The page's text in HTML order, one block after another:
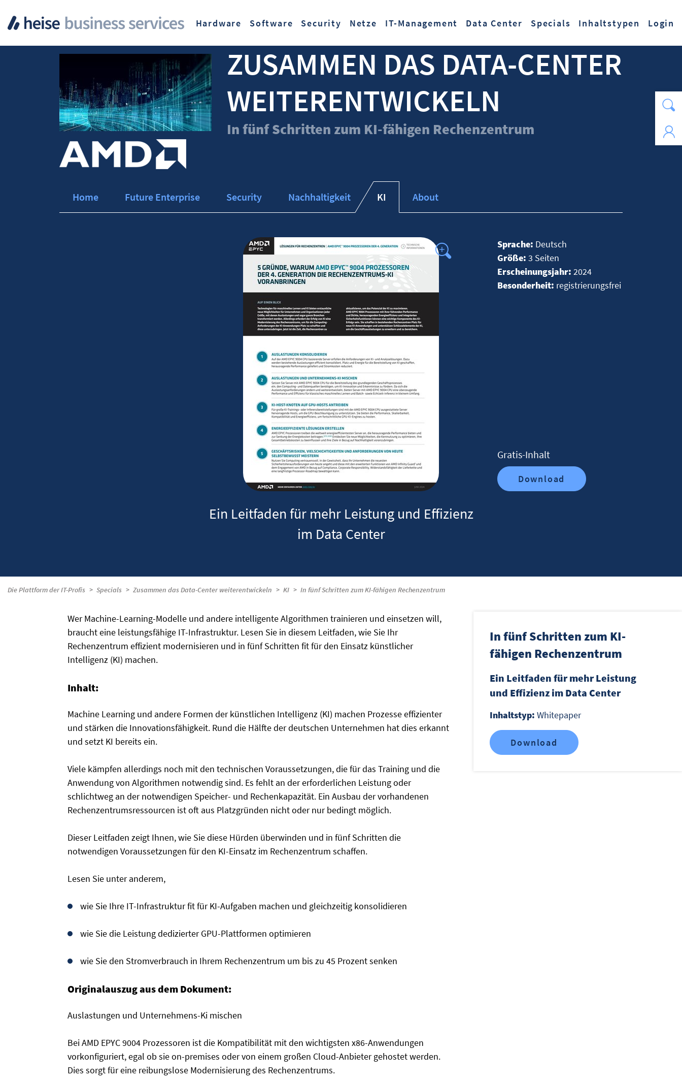
Hardware
Software Security Netze IT-Management Data Center Specials Inhaltstypen Login
ZUSAMMEN DAS DATA-CENTER
WEITERENTWICKELN
In fünf Schritten zum KI-fähigen Rechenzentrum
Home Future Enterprise Security Nachhaltigkeit KI About
Ein Leitfaden für mehr Leistung und Effizienz
im Data Center
Sprache: Deutsch
Größe: 3 Seiten
Erscheinungsjahr: 2024
Besonderheit: registrierungsfrei
Gratis-Inhalt
Download
Die Plattform der IT-Profis Specials Zusammen das Data-Center weiterentwickeln KI In fünf Schritten zum KI-fähigen Rechenzentrum
Wer Machine-Learning-Modelle und andere intelligente Algorithmen trainieren und einsetzen will,
braucht eine leistungsfähige IT-Infrastruktur. Lesen Sie in diesem Leitfaden, wie Sie Ihr
Rechenzentrum effizient modernisieren und in fünf Schritten fit für den Einsatz künstlicher
Intelligenz (KI) machen.
Inhalt:
Machine Learning und andere Formen der künstlichen Intelligenz (KI) machen Prozesse effizienter
und stärken die Innovationsfähigkeit. Rund die Hälfte der deutschen Unternehmen hat dies erkannt
und setzt KI bereits ein.
Viele kämpfen allerdings noch mit den technischen Voraussetzungen, die für das Training und die
Anwendung von Algorithmen notwendig sind. Es fehlt an der erforderlichen Leistung oder
schlichtweg an der notwendigen Speicher- und Rechenkapazität. Ein Ausbau der vorhandenen
Rechenzentrumsressourcen ist oft aus Platzgründen nicht oder nur bedingt möglich.
Dieser Leitfaden zeigt Ihnen, wie Sie diese Hürden überwinden und in fünf Schritten die
notwendigen Voraussetzungen für den KI-Einsatz im Rechenzentrum schaffen.
Lesen Sie unter anderem,
wie Sie Ihre IT-Infrastruktur fit für KI-Aufgaben machen und gleichzeitig konsolidieren
wie Sie die Leistung dedizierter GPU-Plattformen optimieren
wie Sie den Stromverbrauch in Ihrem Rechenzentrum um bis zu 45 Prozent senken
Originalauszug aus dem Dokument:
Auslastungen und Unternehmens-Ki mischen
Bei AMD EPYC 9004 Prozessoren ist die Kompatibilität mit den wichtigsten x86-Anwendungen
vorkonfiguriert, egal ob sie on-premises oder von einem großen Cloud-Anbieter gehostet werden.
Dies sorgt für eine reibungslose Modernisierung des Rechenzentrums.
In fünf Schritten zum KI-
fähigen Rechenzentrum
Ein Leitfaden für mehr Leistung
und Effizienz im Data Center
Inhaltstyp:Whitepaper
Download